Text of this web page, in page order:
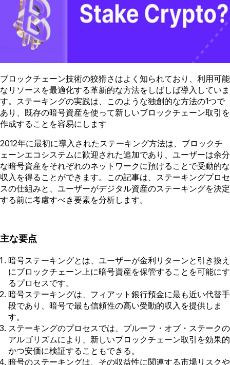
ブロックチェーン技術の狡猾さはよく知られており、利用可能
なリソースを最適化する革新的な方法をしばしば導入していま
す。ステーキングの実践は、このような独創的な方法の1つで
あり、既存の暗号資産を使って新しいブロックチェーン取引を
作成することを容易にします
2012年に最初に導入されたステーキング方法は、ブロックチ
ェーンエコシステムに歓迎された追加であり、ユーザーは余分
な暗号資産をそれぞれのネットワークに預けることで受動的な
収入を得ることができます。この記事は、ステーキングプロセ
スの仕組みと、ユーザーがデジタル資産のステーキングを決定
する前に考慮すべき要素を分析します。
主な要点
暗号ステーキングとは、ユーザーが金利リターンと引き換え
にブロックチェーン上に暗号資産を保管することを可能にす
るプロセスです。
暗号ステーキングは、フィアット銀行預金に最も近い代替手
段であり、暗号で最も信頼性の高い受動的収入を提供しま
す。
ステーキングのプロセスでは、プルーフ・オブ・ステークの
アルゴリズムにより、新しいブロックチェーン取引を効果的
かつ安価に検証することもできる。
暗号のステーキングは、その収益性に関連する市場リスクや